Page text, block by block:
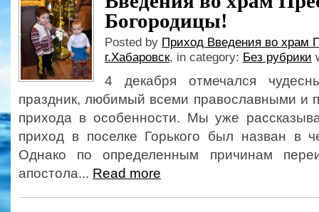
Богородицы!
Posted by Приход Введения во храм
г.Хабаровск, in category: Без рубрики
4 декабря отмечался
праздник, любимый всеми православными и
прихода в особенности. Мы уже
приход в поселке Горького был назван в
Однако по определенным причинам
апостола... Read more